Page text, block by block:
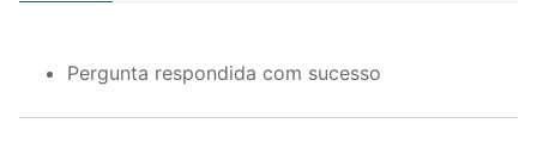
Pergunta respondida com sucesso